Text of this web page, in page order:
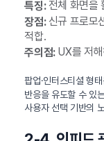
특징:전체 화면을
장점:신규 프로모
적합.
주의점:UX를 저해
팝업·인터스티셜 형
반응을 유도할 수 있
사용자 선택 기반의